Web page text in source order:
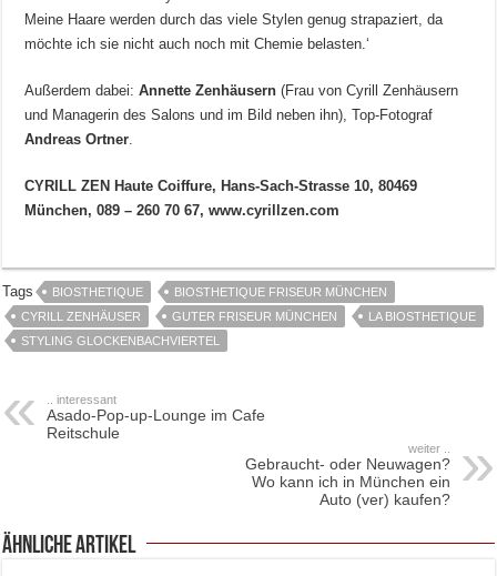
Meine Haare werden durch das viele Stylen genug strapaziert, da
möchte ich sie nicht auch noch mit Chemie belasten.‘
Außerdem dabei:Annette Zenhäusern (Frau von Cyrill Zenhäusern
und Managerin des Salons und im Bild neben ihn), Top-Fotograf
Andreas Ortner
CYRILL ZEN Haute Coiffure, Hans-Sach-Strasse 10, 80469
München, 089 – 260 70 67, www.cyrillzen.com
Tags BIOSTHETIQUE
BIOSTHETIQUE FRISEUR MÜNCHEN
CYRILL ZENHÄUSER
GUTER FRISEUR MÜNCHEN
LA BIOSTHETIQUE
STYLING GLOCKENBACHVIERTEL
.. interessant
Asado-Pop-up-Lounge im Cafe
Reitschule
weiter ..
Gebraucht- oder Neuwagen?
Wo kann ich in München ein
Auto (ver) kaufen?
ähnliche Artikel